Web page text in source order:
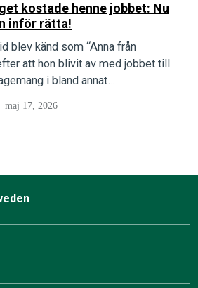
kostade henne jobbet: Nu
inför rätta!
blev känd som “Anna från
att hon blivit av med jobbet till
i bland annat
maj 17, 2026